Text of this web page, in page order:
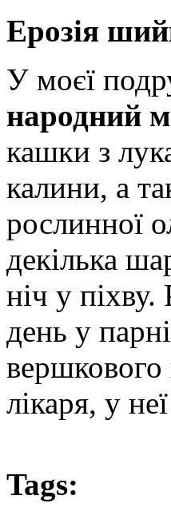
Ерозія
У моєї
народний
кашки з
калини, а
рослинної
декілька
ніч у
день у
лікаря, у
Tags: